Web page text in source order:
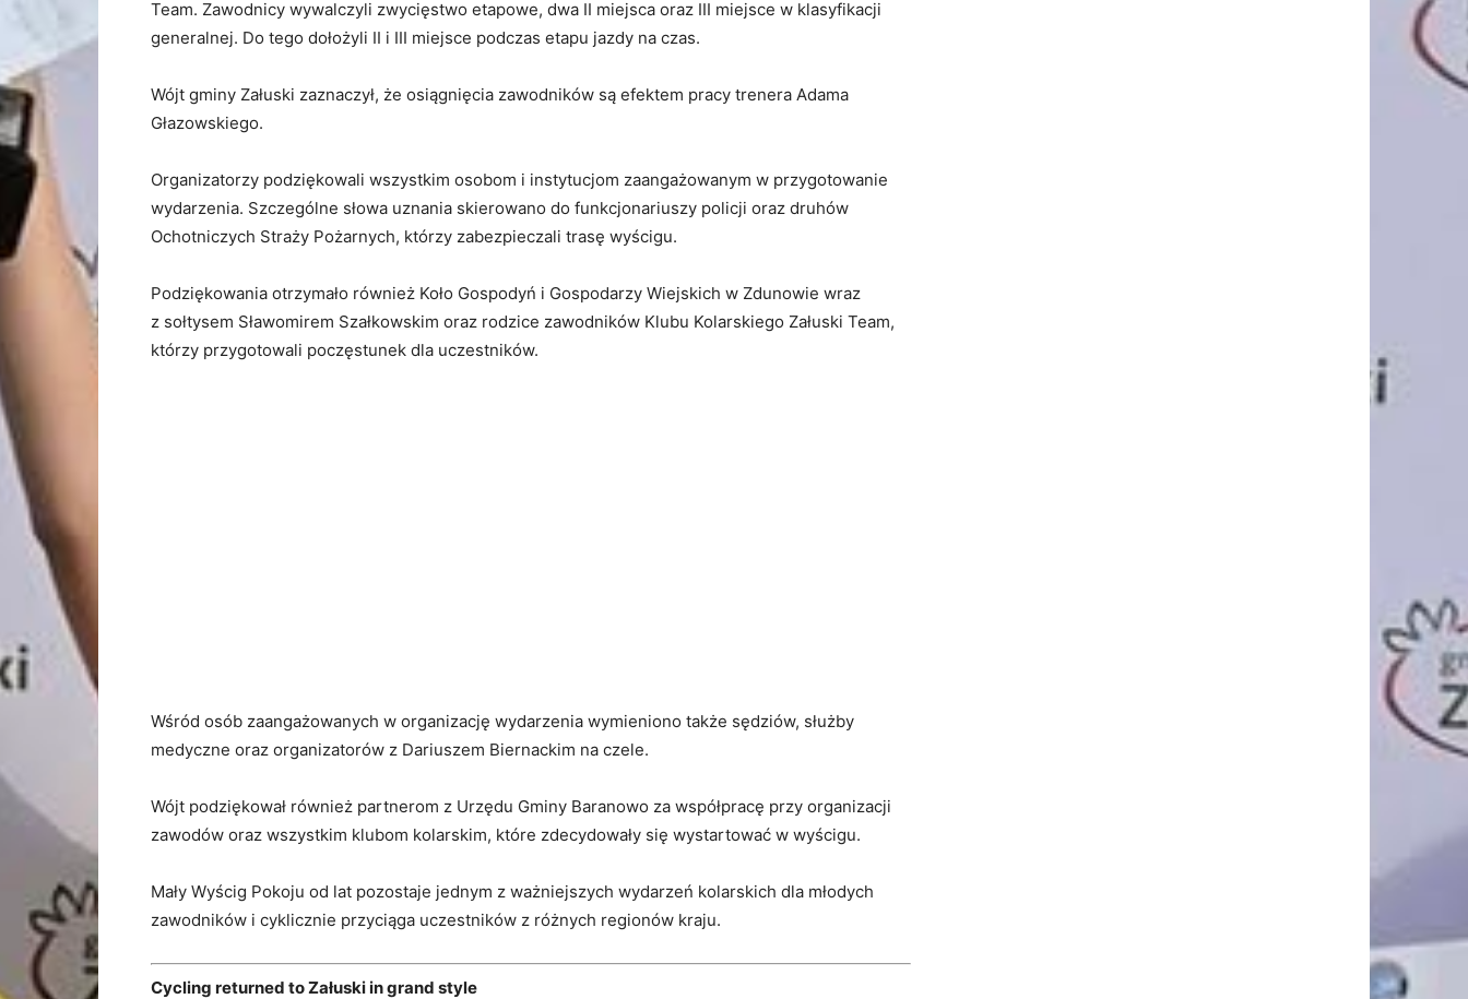
Team. Zawodnicy wywalczyli zwycięstwo etapowe, dwa II miejsca oraz III miejsce w klasyfikacji
generalnej. Do tego dołożyli II i III miejsce podczas etapu jazdy na czas.
Wójt gminy Załuski zaznaczył, że osiągnięcia zawodników są efektem pracy trenera Adama
Głazowskiego.
Organizatorzy podziękowali wszystkim osobom i instytucjom zaangażowanym w przygotowanie
wydarzenia. Szczególne słowa uznania skierowano do funkcjonariuszy policji oraz druhów
Ochotniczych Straży Pożarnych, którzy zabezpieczali trasę wyścigu.
Podziękowania otrzymało również Koło Gospodyń i Gospodarzy Wiejskich w Zdunowie wraz
z sołtysem Sławomirem Szałkowskim oraz rodzice zawodników Klubu Kolarskiego Załuski Team,
którzy przygotowali poczęstunek dla uczestników.
Wśród osób zaangażowanych w organizację wydarzenia wymieniono także sędziów, służby
medyczne oraz organizatorów z Dariuszem Biernackim na czele.
Wójt podziękował również partnerom z Urzędu Gminy Baranowo za współpracę przy organizacji
zawodów oraz wszystkim klubom kolarskim, które zdecydowały się wystartować w wyścigu.
Mały Wyścig Pokoju od lat pozostaje jednym z ważniejszych wydarzeń kolarskich dla młodych
zawodników i cyklicznie przyciąga uczestników z różnych regionów kraju.
Cycling returned to Załuski in grand style